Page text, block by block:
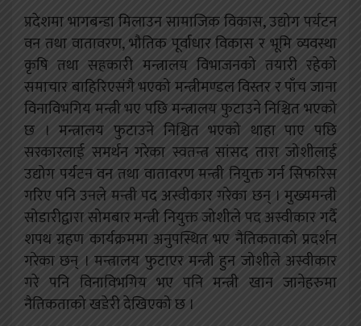
प्रदेशमा भागबन्डा मिलाउन सामाजिक विकास, उद्योग पर्यटन
वन तथा वातावरण, भौतिक पूर्वाधार विकास र भूमि व्यवस्था
कृषि तथा सहकारी मन्त्रालय विभाजनको तयारी रहेको
समाचार बाहिरिएसंगै भएको मन्त्रीमण्डल विस्तर र पाँच जाना
विनाविभगिय मन्त्री भए पछि मन्त्रालय फुटाउने निश्चित भएको
छ । मन्त्रालय फुटाउने निश्चित भएको थाहा पाए पछि
सरकारलाई समर्थन गरेका स्वतन्त्र सांसद तारा जोशीलाई
उद्योग पर्यटन वन तथा वातावरण मन्त्री नियुक्त गर्न सिफरिस
गरिए पनि उनले मन्त्री पद अस्वीकार गरेका छन् । मुख्यमन्त्री
सोडारीद्वारा सोमबार मन्त्री नियुक्त जोशीले पद अस्वीकार गर्दै
शपथ ग्रहण कार्यक्रममा अनुपस्थित भए नैतिकताको प्रदर्शन
गरेका छन् । मन्त्रालय फुटाएर मन्त्री हुन जोशीले अस्वीकार
गरे पनि विनाविभगिय भए पनि मन्त्री खान जानेहरुमा
नैतिकताको खडेरी देखिएको छ ।